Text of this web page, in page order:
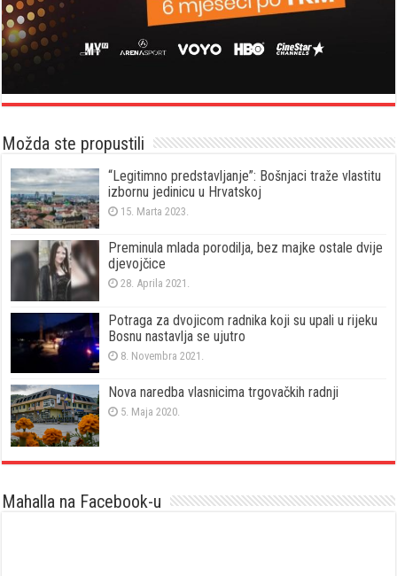
Možda ste propustili
“Legitimno predstavljanje”: Bošnjaci traže vlastitu
izbornu jedinicu u Hrvatskoj
15. Marta 2023.
Preminula mlada porodilja, bez majke ostale dvije
djevojčice
28. Aprila 2021.
Potraga za dvojicom radnika koji su upali u rijeku
Bosnu nastavlja se ujutro
8. Novembra 2021.
Nova naredba vlasnicima trgovačkih radnji
5. Maja 2020.
Mahalla na Facebook-u